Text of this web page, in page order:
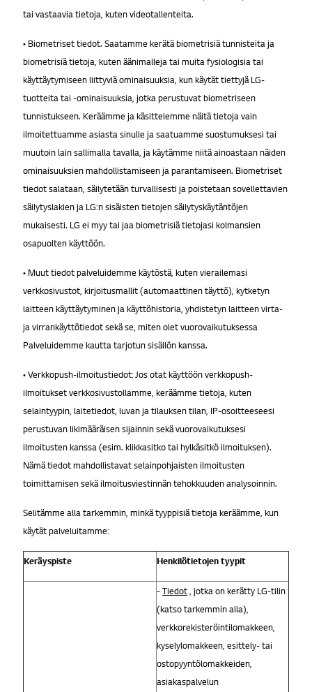
tai vastaavia tietoja, kuten videotallenteita.
• Biometriset tiedot. Saatamme kerätä biometrisiä tunnisteita ja
biometrisiä tietoja, kuten äänimalleja tai muita fysiologisia tai
käyttäytymiseen liittyviä ominaisuuksia, kun käytät tiettyjä LG-
tuotteita tai -ominaisuuksia, jotka perustuvat biometriseen
tunnistukseen. Keräämme ja käsittelemme näitä tietoja vain
ilmoitettuamme asiasta sinulle ja saatuamme suostumuksesi tai
muutoin lain sallimalla tavalla, ja käytämme niitä ainoastaan näiden
ominaisuuksien mahdollistamiseen ja parantamiseen. Biometriset
tiedot salataan, säilytetään turvallisesti ja poistetaan sovellettavien
säilytyslakien ja LG:n sisäisten tietojen säilytyskäytäntöjen
mukaisesti. LG ei myy tai jaa biometrisiä tietojasi kolmansien
osapuolten käyttöön.
• Muut tiedot palveluidemme käytöstä, kuten vierailemasi
verkkosivustot, kirjoitusmallit (automaattinen täyttö), kytketyn
laitteen käyttäytyminen ja käyttöhistoria, yhdistetyn laitteen virta-
ja virrankäyttötiedot sekä se, miten olet vuorovaikutuksessa
Palveluidemme kautta tarjotun sisällön kanssa.
• Verkkopush-ilmoitustiedot: Jos otat käyttöön verkkopush-
ilmoitukset verkkosivustollamme, keräämme tietoja, kuten
selaintyypin, laitetiedot, luvan ja tilauksen tilan, IP-osoitteeseesi
perustuvan likimääräisen sijainnin sekä vuorovaikutuksesi
ilmoitusten kanssa (esim. klikkasitko tai hylkäsitkö ilmoituksen).
Nämä tiedot mahdollistavat selainpohjaisten ilmoitusten
toimittamisen sekä ilmoitusviestinnän tehokkuuden analysoinnin.
Selitämme alla tarkemmin, minkä tyyppisiä tietoja keräämme, kun
käytät palveluitamme:
Keräyspiste Henkilötietojen tyypit
-Tiedot, jotka on kerätty LG-tilin
(katso tarkemmin alla),
verkkorekisteröintilomakkeen,
kyselylomakkeen, esittely- tai
ostopyyntölomakkeiden,
asiakaspalvelun